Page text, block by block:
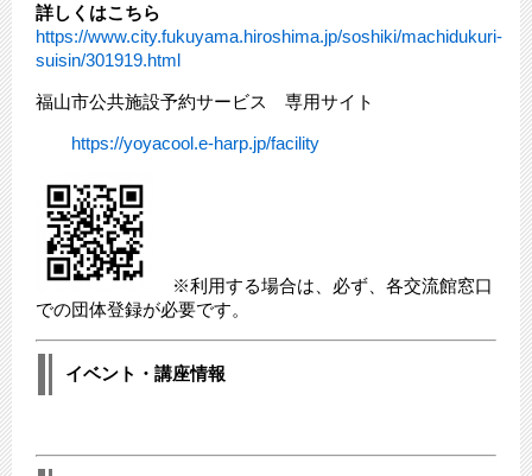
詳しくはこちら
https://www.city.fukuyama.hiroshima.jp/soshiki/machidukuri-
suisin/301919.html
福山市公共施設予約サービス 専用サイト
https://yoyacool.e-harp.jp/facility
※利用する場合は、必ず、各交流館窓口
での団体登録が必要です。
イベント・講座情報